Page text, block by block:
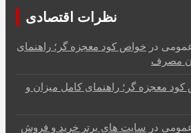
نظرات اقتصادی
در خواص کود معجزه گر؛ راهنمای
مصرف
معجزه گر؛ راهنمای کامل میزان و
در سایت های برتر خرید و فروش